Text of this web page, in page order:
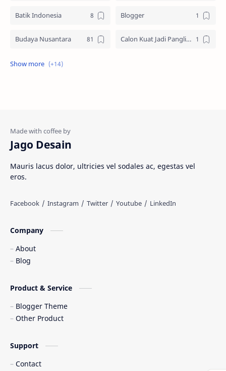
Batik Indonesia Blogger
Budaya Nusantara Calon Kuat Jadi Panglima TNI
Jasa website
Rumah Adat
Tarian Tradisional
Web freelancer Wisata Indonesia
Jago Desain
Mauris lacus dolor, ultricies vel sodales ac, egestas vel
eros.
Company
About
Blog
Product & Service
Blogger Theme
Other Product
Support
Contact